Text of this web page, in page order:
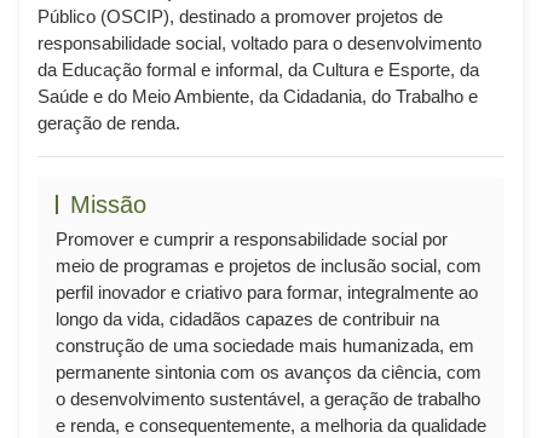
Público (OSCIP), destinado a promover projetos de
responsabilidade social, voltado para o desenvolvimento
da Educação formal e informal, da Cultura e Esporte, da
Saúde e do Meio Ambiente, da Cidadania, do Trabalho e
geração de renda.
Missão
Promover e cumprir a responsabilidade social por
meio de programas e projetos de inclusão social, com
perfil inovador e criativo para formar, integralmente ao
longo da vida, cidadãos capazes de contribuir na
construção de uma sociedade mais humanizada, em
permanente sintonia com os avanços da ciência, com
o desenvolvimento sustentável, a geração de trabalho
e renda, e consequentemente, a melhoria da qualidade